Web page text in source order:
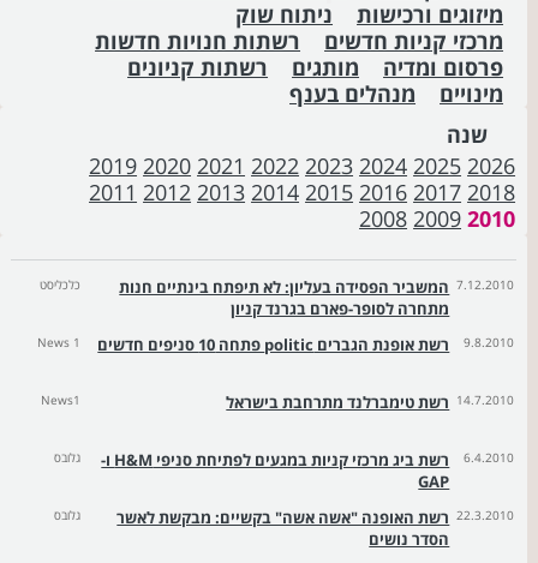
מיזוגים ורכישות
ניתוח שוק
מרכזי קניות חדשים
רשתות חנויות חדשות
פרסום ומדיה
מותגים
רשתות קניונים
מינויים
מנהלים בענף
שנה
2026
2025
2024
2023
2022
2021
2020
2019
2018
2017
2016
2015
2014
2013
2012
2011
2010
2009
2008
7.12.2010 המשביר הפסידה בעליון: לא תיפתח בינתיים חנות
מתחרה לסופר-פארם בגרנד קניון
כלכליסט
9.8.2010 רשת אופנת הגברים politic פתחה 10 סניפים חדשים News 1
14.7.2010 רשת טימברלנד מתרחבת בישראל News1
6.4.2010
רשת ביג מרכזי קניות במגעים לפתיחת סניפי H&M ו-
GAP
גלובס
22.3.2010 רשת האופנה "אשה אשה" בקשיים: מבקשת לאשר
הסדר נושים
גלובס